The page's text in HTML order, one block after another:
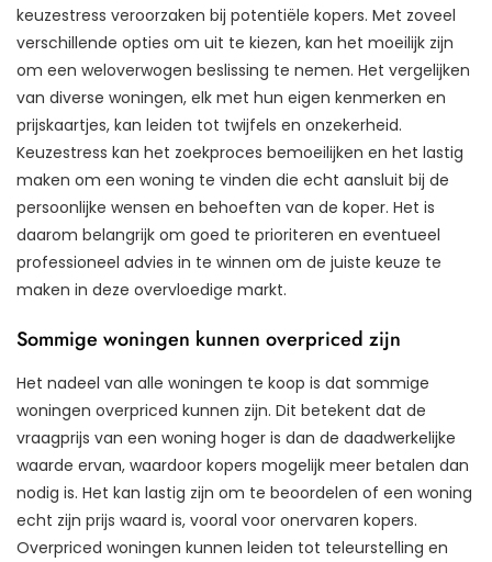
keuzestress veroorzaken bij potentiële kopers. Met zoveel
verschillende opties om uit te kiezen, kan het moeilijk zijn
om een weloverwogen beslissing te nemen. Het vergelijken
van diverse woningen, elk met hun eigen kenmerken en
prijskaartjes, kan leiden tot twijfels en onzekerheid.
Keuzestress kan het zoekproces bemoeilijken en het lastig
maken om een woning te vinden die echt aansluit bij de
persoonlijke wensen en behoeften van de koper. Het is
daarom belangrijk om goed te prioriteren en eventueel
professioneel advies in te winnen om de juiste keuze te
maken in deze overvloedige markt.
Sommige woningen kunnen overpriced zijn
Het nadeel van alle woningen te koop is dat sommige
woningen overpriced kunnen zijn. Dit betekent dat de
vraagprijs van een woning hoger is dan de daadwerkelijke
waarde ervan, waardoor kopers mogelijk meer betalen dan
nodig is. Het kan lastig zijn om te beoordelen of een woning
echt zijn prijs waard is, vooral voor onervaren kopers.
Overpriced woningen kunnen leiden tot teleurstelling en